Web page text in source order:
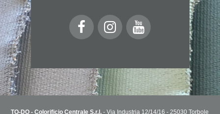
TO-DO - Colorificio Centrale S.r.l. - Via Industria 12/14/16 - 25030 Torbole